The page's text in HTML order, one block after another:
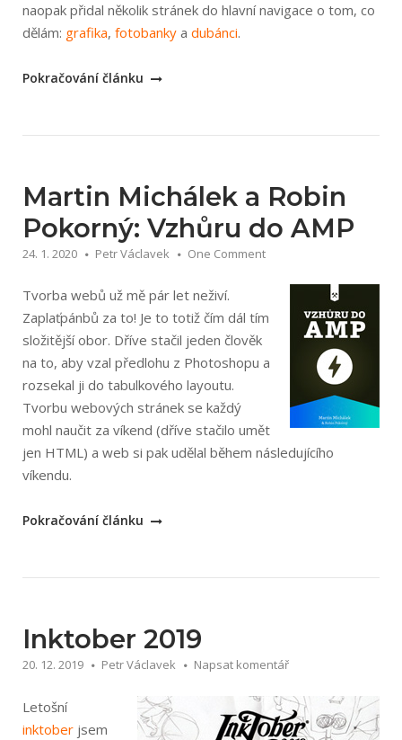
naopak přidal několik stránek do hlavní navigace o tom, co
dělám: grafika, fotobanky a dubánci.
„Redesign
Pokračování článku
Martin Michálek a Robin
Pokorný: Vzhůru do AMP
24. 1. 2020 Petr Václavek One Comment
Tvorba webů už mě pár let neživí.
Zaplaťpánbů za to! Je to totiž čím dál tím
složitější obor. Dříve stačil jeden člověk
na to, aby vzal předlohu z Photoshopu a
rozsekal ji do tabulkového layoutu.
Tvorbu webových stránek se každý
mohl naučit za víkend (dříve stačilo umět
jen HTML) a web si pak udělal během následujícího
víkendu.
„Martin
Vzhůru
Pokračování článku
Inktober 2019
20. 12. 2019 Petr Václavek Napsat komentář
Letošní
inktober jsem